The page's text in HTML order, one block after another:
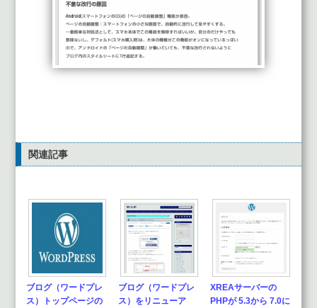
関連記事
ブログ（ワードプレ
ス）トップページの
ブログ（ワードプレ
ス）をリニューア
XREAサーバーの
PHPが 5.3から 7.0に